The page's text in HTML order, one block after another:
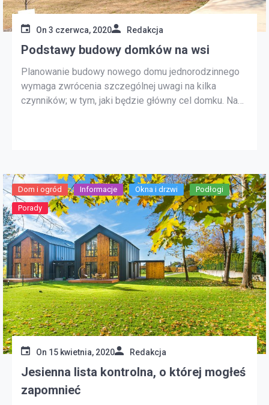
On 3 czerwca, 2020 Redakcja
Podstawy budowy domków na wsi
Planowanie budowy nowego domu jednorodzinnego
wymaga zwrócenia szczególnej uwagi na kilka
czynników; w tym, jaki będzie główny cel domku. Na
ustaleniu głównego przeznaczenia chaty przejdź […]
Dom i ogród Informacje Okna i drzwi Podłogi
Porady
On 15 kwietnia, 2020 Redakcja
Jesienna lista kontrolna, o której mogłeś
zapomnieć